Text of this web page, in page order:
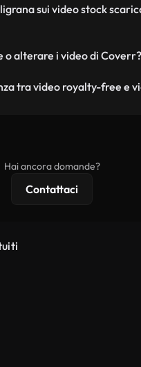
sebbene sia
Coverr possono essere
su YouTube,
si rivendano o
sui video stock
artificiale,
disposizione filmati puliti
o alterare i video di Coverr?
tagliare, ritagliare o
solo che il
tra video royalty-free e
Hai ancora domande?
Contattaci